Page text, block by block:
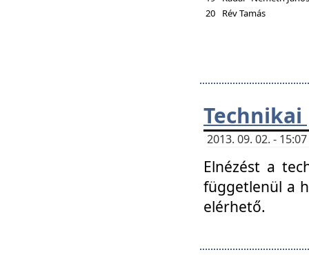
20
Rév Tamás
2013. 09. 02. -
Elnézést a
függetlenül a
elérhető.